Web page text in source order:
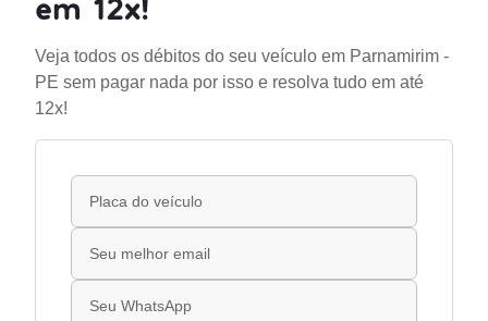
Veja todos os débitos do seu veículo em Parnamirim -
PE sem pagar nada por isso e resolva tudo em até
12x!